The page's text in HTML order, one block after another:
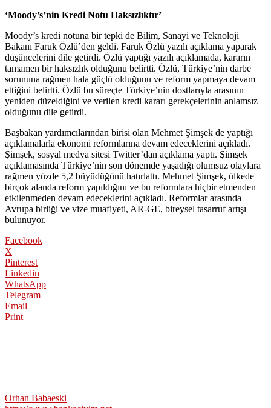
‘Moody’s’nin Kredi Notu Haksızlıktır’
Moody’s kredi notuna bir tepki de Bilim, Sanayi ve Teknoloji
Bakanı Faruk Özlü’den geldi. Faruk Özlü yazılı açıklama yaparak
düşüncelerini dile getirdi. Özlü yaptığı yazılı açıklamada, kararın
tamamen bir haksızlık olduğunu belirtti. Özlü, Türkiye’nin darbe
sorununa rağmen hala güçlü olduğunu ve reform yapmaya devam
ettiğini belirtti. Özlü bu süreçte Türkiye’nin dostlarıyla arasının
yeniden düzeldiğini ve verilen kredi kararı gerekçelerinin anlamsız
olduğunu dile getirdi.
Başbakan yardımcılarından birisi olan Mehmet Şimşek de yaptığı
açıklamalarla ekonomi reformlarına devam edeceklerini açıkladı.
Şimşek, sosyal medya sitesi Twitter’dan açıklama yaptı. Şimşek
açıklamasında Türkiye’nin son dönemde yaşadığı olumsuz olaylara
rağmen yüzde 5,2 büyüdüğünü hatırlattı. Mehmet Şimşek, ülkede
birçok alanda reform yapıldığını ve bu reformlara hiçbir etmenden
etkilenmeden devam edeceklerini açıkladı. Reformlar arasında
Avrupa birliği ve vize muafiyeti, AR-GE, bireysel tasarruf artışı
bulunuyor.
Facebook
X
Pinterest
Linkedin
WhatsApp
Telegram
Email
Print
Orhan Babaeski